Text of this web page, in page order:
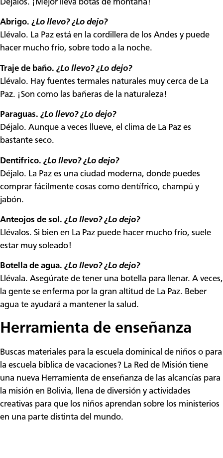
Déjalos. ¡Mejor lleva botas de montaña!
Abrigo. ¿Lo llevo?¿Lo dejo?
Llévalo. La Paz está en la cordillera de los Andes y puede
hacer mucho frío, sobre todo a la noche.
Traje de baño. ¿Lo llevo?¿Lo dejo?
Llévalo. Hay fuentes termales naturales muy cerca de La
Paz. ¡Son como las bañeras de la naturaleza!
Paraguas. ¿Lo llevo?¿Lo dejo?
Déjalo. Aunque a veces llueve, el clima de La Paz es
bastante seco.
Dentifrico. ¿Lo llevo?¿Lo dejo?
Déjalo. La Paz es una ciudad moderna, donde puedes
comprar fácilmente cosas como dentífrico, champú y
jabón.
Anteojos de sol. ¿Lo llevo?¿Lo dejo?
Llévalos. Si bien en La Paz puede hacer mucho frío, suele
estar muy soleado!
Botella de agua. ¿Lo llevo?¿Lo dejo?
Llévala. Asegúrate de tener una botella para llenar. A veces,
la gente se enferma por la gran altitud de La Paz. Beber
agua te ayudará a mantener la salud.
Herramienta de enseñanza
Buscas materiales para la escuela dominical de niños o para
la escuela bíblica de vacaciones? La Red de Misión tiene
una nueva Herramienta de enseñanza de las alcancías para
la misión en Bolivia, llena de diversión y actividades
creativas para que los niños aprendan sobre los ministerios
en una parte distinta del mundo.